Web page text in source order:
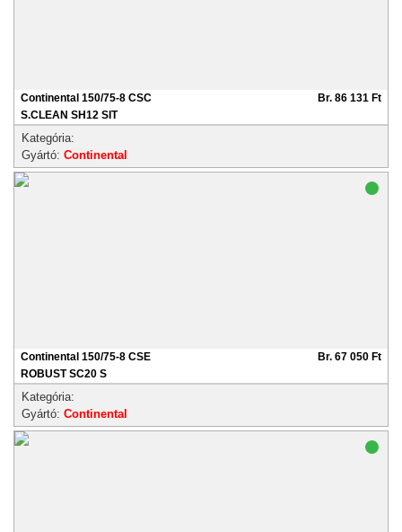
Continental 150/75-8 CSC
S.CLEAN SH12 SIT
Br. 86 131 Ft
Kategória:
Gyártó: Continental
Continental 150/75-8 CSE
ROBUST SC20 S
Br. 67 050 Ft
Kategória:
Gyártó: Continental